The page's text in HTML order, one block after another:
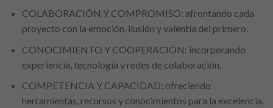
COLABORACIÓN Y COMPROMISO: afrontando cada
proyecto con la emoción, ilusión y valentía del primero.
CONOCIMIENTO Y COOPERACIÓN: incorporando
experiencia, tecnología y redes de colaboración.
COMPETENCIA Y CAPACIDAD: ofreciendo
herramientas, recursos y conocimientos para la excelencia.